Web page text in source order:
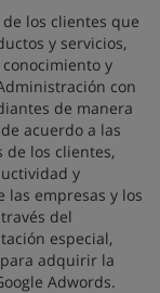
los clientes que
y servicios,
y
con
de manera
acuerdo a las
de los clientes,
y
las empresas y los
del
especial,
adquirir la
Adwords.